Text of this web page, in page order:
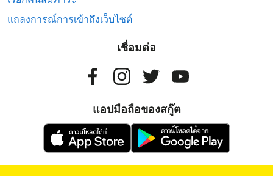
แถลงการณ์การเข้าถึงเว็บไซต์
เชื่อมต่อ
แอปมือถือของสกู๊ต